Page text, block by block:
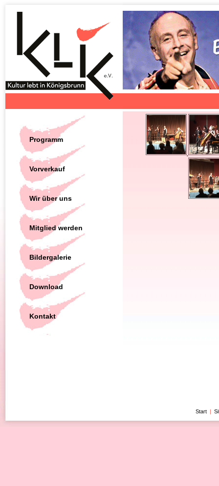
Programm
Vorverkauf
Wir über uns
Mitglied werden
Bildergalerie
Download
Kontakt
Start |